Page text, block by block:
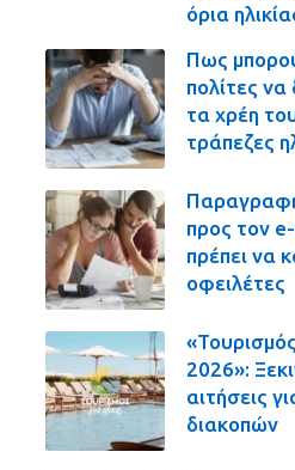
όρια
Πως
πολίτες
τα χρέη
τράπεζες
προς τον
πρέπει να
οφειλέτες
2026»:
αιτήσεις
διακοπών